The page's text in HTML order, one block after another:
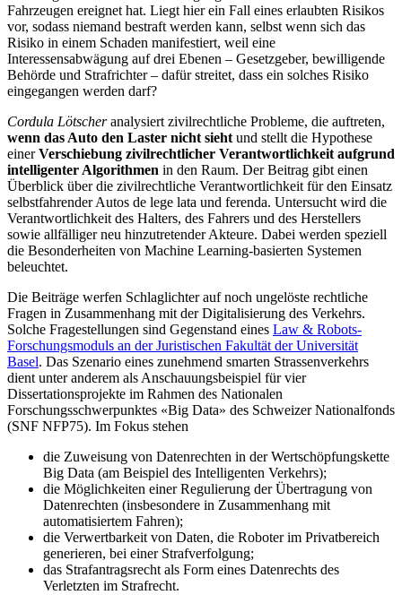
Fahrzeugen ereignet hat. Liegt hier ein Fall eines erlaubten Risikos
vor, sodass niemand bestraft werden kann, selbst wenn sich das
Risiko in einem Schaden manifestiert, weil eine
Interessensabwägung auf drei Ebenen – Gesetzgeber, bewilligende
Behörde und Strafrichter – dafür streitet, dass ein solches Risiko
eingegangen werden darf?
Cordula Lötscheranalysiert zivilrechtliche Probleme, die auftreten,
wenn das Auto den Laster nicht sieht und stellt die Hypothese
einerVerschiebung zivilrechtlicher Verantwortlichkeit aufgrund
intelligenter Algorithmen in den Raum. Der Beitrag gibt einen
Überblick über die zivilrechtliche Verantwortlichkeit für den Einsatz
selbstfahrender Autos de lege lata und ferenda. Untersucht wird die
Verantwortlichkeit des Halters, des Fahrers und des Herstellers
sowie allfälliger neu hinzutretender Akteure. Dabei werden speziell
die Besonderheiten von Machine Learning-basierten Systemen
beleuchtet.
Die Beiträge werfen Schlaglichter auf noch ungelöste rechtliche
Fragen in Zusammenhang mit der Digitalisierung des Verkehrs.
Solche Fragestellungen sind Gegenstand eines Law & Robots-
Forschungsmoduls an der Juristischen Fakultät der Universität
Basel. Das Szenario eines zunehmend smarten Strassenverkehrs
dient unter anderem als Anschauungsbeispiel für vier
Dissertationsprojekte im Rahmen des Nationalen
Forschungsschwerpunktes «Big Data» des Schweizer Nationalfonds
(SNF NFP75). Im Fokus stehen
die Zuweisung von Datenrechten in der Wertschöpfungskette
Big Data (am Beispiel des Intelligenten Verkehrs);
die Möglichkeiten einer Regulierung der Übertragung von
Datenrechten (insbesondere in Zusammenhang mit
automatisiertem Fahren);
die Verwertbarkeit von Daten, die Roboter im Privatbereich
generieren, bei einer Strafverfolgung;
das Strafantragsrecht als Form eines Datenrechts des
Verletzten im Strafrecht.